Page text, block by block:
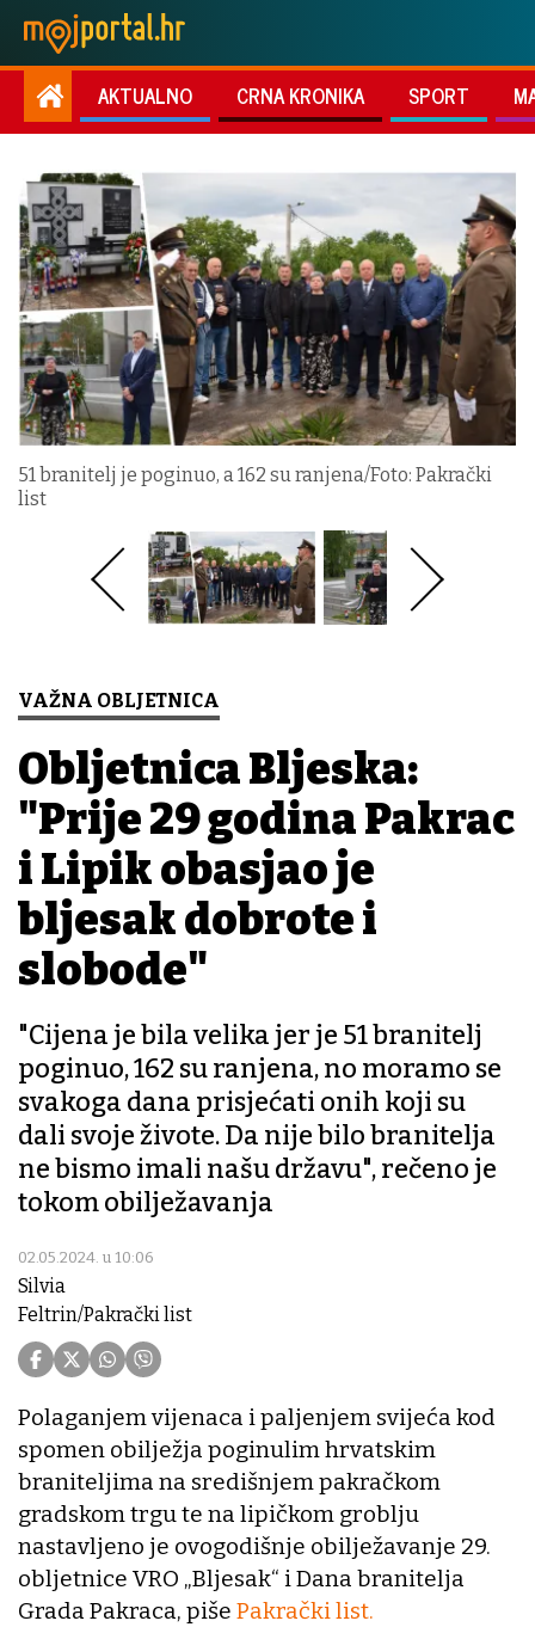
AKTUALNO CRNA KRONIKA SPORT
51 branitelj je poginuo, a 162 su ranjena/Foto: Pakrački
list
VAŽNA OBLJETNICA
Obljetnica Bljeska:
"Prije 29 godina Pakrac
i Lipik obasjao je
bljesak dobrote i
slobode"
"Cijena je bila velika jer je 51 branitelj
poginuo, 162 su ranjena, no moramo se
svakoga dana prisjećati onih koji su
dali svoje živote. Da nije bilo branitelja
ne bismo imali našu državu", rečeno je
tokom obilježavanja
02.05.2024. u 10:06
Silvia
Feltrin/Pakrački list
Polaganjem vijenaca i paljenjem svijeća kod
spomen obilježja poginulim hrvatskim
braniteljima na središnjem pakračkom
gradskom trgu te na lipičkom groblju
nastavljeno je ovogodišnje obilježavanje 29.
obljetnice VRO „Bljesak“ i Dana branitelja
Grada Pakraca, piše Pakrački list.